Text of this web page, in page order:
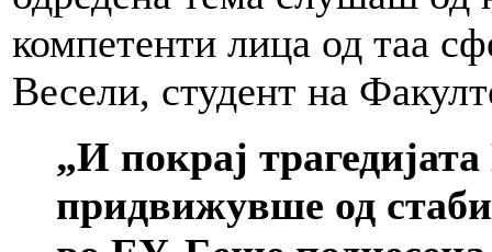
компетенти лица од таа
Весели, студент на
„И покрај
придвижувше од